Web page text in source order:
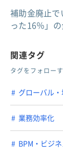
補助金廃止
った16％」
関連タグ
タグをフォロー
グローバル
業務効率化
BPM・ビジ